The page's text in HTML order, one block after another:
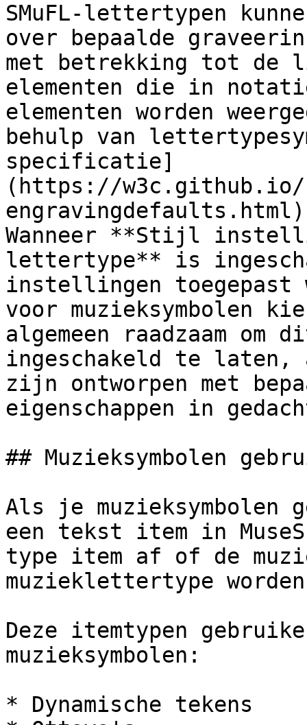
SMuFL-lettertypen
over bepaalde
met betrekking tot de
elementen die in
elementen worden
behulp van
specificatie]
(https://
Wanneer **Stijl
lettertype** is
instellingen toegepast
voor muzieksymbolen
algemeen raadzaam
ingeschakeld te laten,
zijn ontworpen met
eigenschappen in
## Muzieksymbolen
Als je muzieksymbolen
een tekst item in
type item af of de
muzieklettertype
Deze itemtypen
muzieksymbolen:
* Dynamische tekens